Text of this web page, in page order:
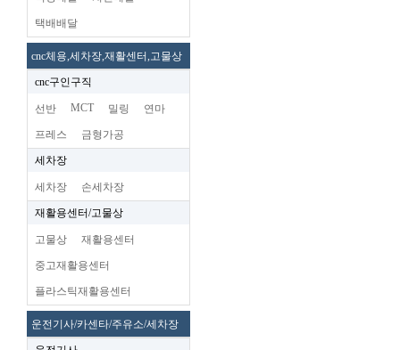
택배배달
cnc체용,세차장,재활센터,고물상
cnc구인구직
선반 MCT 밀링 연마
프레스 금형가공
세차장
세차장 손세차장
재활용센터/고물상
고물상 재활용센터
중고재활용센터
플라스틱재활용센터
운전기사/카센타/주유소/세차장